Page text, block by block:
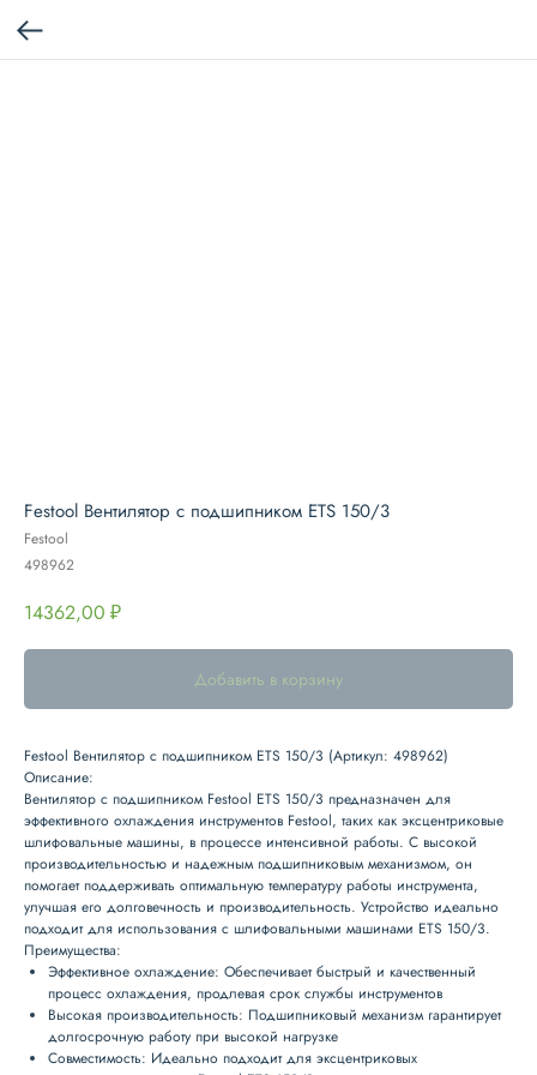
Festool Вентилятор с подшипником ETS 150/3
Festool
498962
14362,00 ₽
Добавить в корзину
Festool Вентилятор с подшипником ETS 150/3 (Артикул: 498962)
Описание:
Вентилятор с подшипником Festool ETS 150/3 предназначен для
эффективного охлаждения инструментов Festool, таких как эксцентриковые
шлифовальные машины, в процессе интенсивной работы. С высокой
производительностью и надежным подшипниковым механизмом, он
помогает поддерживать оптимальную температуру работы инструмента,
улучшая его долговечность и производительность. Устройство идеально
подходит для использования с шлифовальными машинами ETS 150/3.
Преимущества:
Эффективное охлаждение: Обеспечивает быстрый и качественный
процесс охлаждения, продлевая срок службы инструментов
Высокая производительность: Подшипниковый механизм гарантирует
долгосрочную работу при высокой нагрузке
Совместимость: Идеально подходит для эксцентриковых